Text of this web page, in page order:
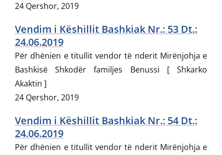
24 Qershor, 2019
Vendim i Këshillit Bashkiak Nr.: 53 Dt.:
24.06.2019
Për dhënien e titullit vendor të nderit Mirënjohja e
Bashkisë Shkodër familjes Benussi [ Shkarko
Akaktin ]
24 Qershor, 2019
Vendim i Këshillit Bashkiak Nr.: 54 Dt.:
24.06.2019
Për dhënien e titullit vendor të nderit Mirënjohja e